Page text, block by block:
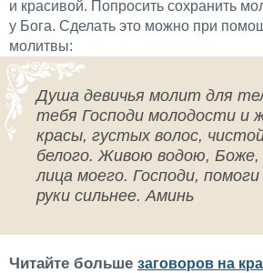
и красивой. Попросить сохранить
у Бога. Сделать это можно при
молитвы:
Душа девичья молит для
тебя Господи молодости и
красы, густых волос,
белого. Живою водою,
лица моего. Господи,
руки сильнее. Аминь
Читайте больше заговоров на